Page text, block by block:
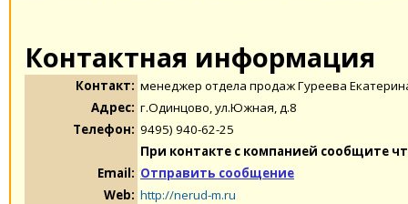
Контактная информация
Контакт: менеджер отдела продаж Гуреева
Адрес: г.Одинцово, ул.Южная, д.8
Телефон: 9495) 940-62-25
При контакте с компанией сообщите
Email: Отправить сообщение
Web: http://nerud-m.ru